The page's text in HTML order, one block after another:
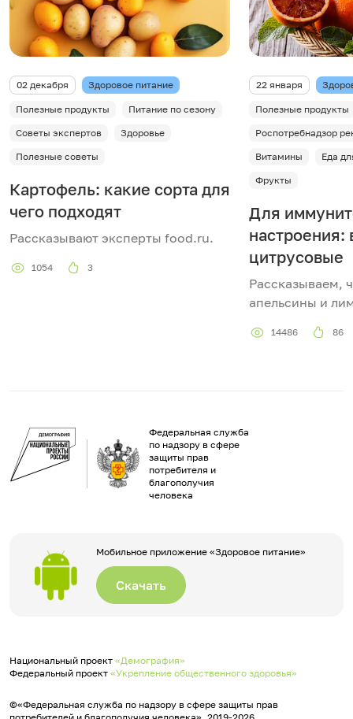
02 декабря Здоровое питание
Полезные продукты
Питание по сезону
Советы экспертов
Здоровье
Полезные советы
Картофель: какие сорта для
чего подходят
Рассказывают эксперты food.ru.
1054 3
22 января
Полезные продукты
Роспотребнадзор
Витамины
Еда
Фрукты
Для
настроения:
цитрусовые
Рассказываем,
апельсины и
14486 86
Федеральная служба
по надзору в сфере
защиты прав
потребителя и
благополучия
человека
Мобильное приложение «Здоровое питание»
Скачать
Национальный проект «Демография»
Федеральный проект «Укрепление общественного здоровья»
©«Федеральная служба по надзору в сфере защиты прав